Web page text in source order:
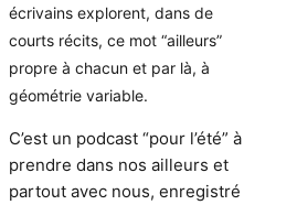
écrivains explorent, dans de
courts récits, ce mot “ailleurs”
propre à chacun et par là, à
géométrie variable.
C’est un podcast “pour l’été” à
prendre dans nos ailleurs et
partout avec nous, enregistré